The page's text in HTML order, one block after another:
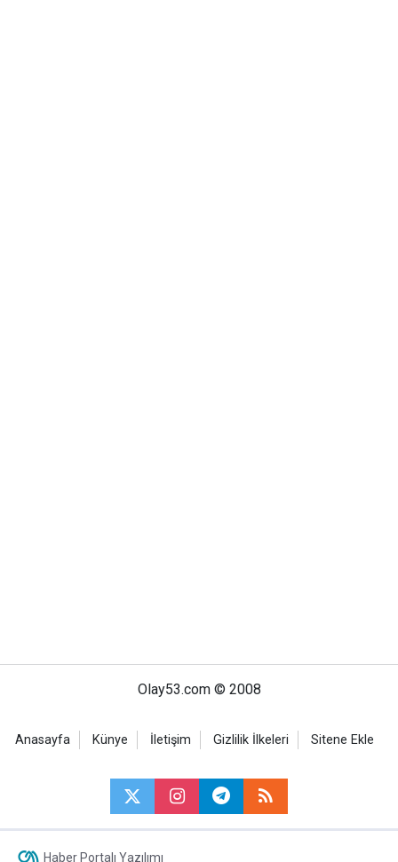
Olay53.com © 2008
Anasayfa Künye İletişim Gizlilik İlkeleri Sitene Ekle
Haber Portalı Yazılımı